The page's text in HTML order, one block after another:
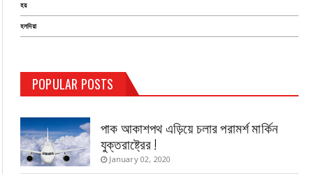
হয়
হলদিয়া
POPULAR POSTS
TEST PAGE
August 14, 2019
পাক আকাশপথ এড়িয়ে চলার পরামর্শ মার্কিন
যুক্তরাষ্ট্রের !
January 02, 2020